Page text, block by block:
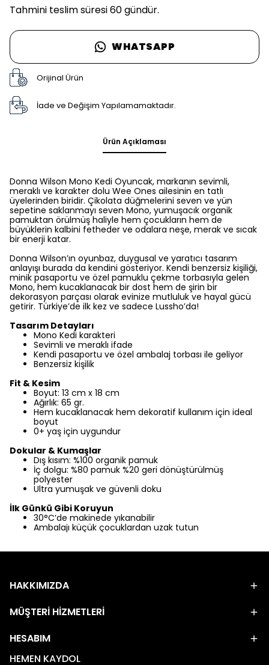
Tahmini teslim süresi 60 gündür.
WHATSAPP
Orijinal Ürün
İade ve Değişim Yapılamamaktadır.
Ürün Açıklaması
Donna Wilson Mono Kedi Oyuncak, markanın sevimli,
meraklı ve karakter dolu Wee Ones ailesinin en tatlı
üyelerinden biridir. Çikolata düğmelerini seven ve yün
sepetine saklanmayı seven Mono, yumuşacık organik
pamuktan örülmüş haliyle hem çocukların hem de
büyüklerin kalbini fetheder ve odalara neşe, merak ve sıcak
bir enerji katar.
Donna Wilson’ın oyunbaz, duygusal ve yaratıcı tasarım
anlayışı burada da kendini gösteriyor. Kendi benzersiz kişiliği,
minik pasaportu ve özel pamuklu çekme torbasıyla gelen
Mono, hem kucaklanacak bir dost hem de şirin bir
dekorasyon parçası olarak evinize mutluluk ve hayal gücü
getirir. Türkiye’de ilk kez ve sadece Lussho’da!
Tasarım Detayları
Mono Kedi karakteri
Sevimli ve meraklı ifade
Kendi pasaportu ve özel ambalaj torbası ile geliyor
Benzersiz kişilik
Fit & Kesim
Boyut: 13 cm x 18 cm
Ağırlık: 65 gr.
Hem kucaklanacak hem dekoratif kullanım için ideal
boyut
0+ yaş için uygundur
Dokular & Kumaşlar
Dış kısım: %100 organik pamuk
İç dolgu: %80 pamuk %20 geri dönüştürülmüş
polyester
Ultra yumuşak ve güvenli doku
İlk Günkü Gibi Koruyun
30°C’de makinede yıkanabilir
Ambalajı küçük çocuklardan uzak tutun
HAKKIMIZDA
MÜŞTERİ HİZMETLERİ
HESABIM
HEMEN KAYDOL